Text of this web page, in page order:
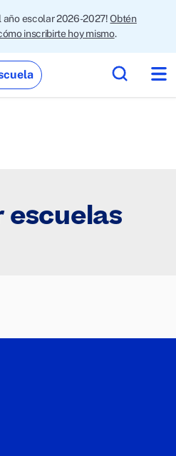
año escolar 2026-2027!Obtén
inscribirte hoy mismo.